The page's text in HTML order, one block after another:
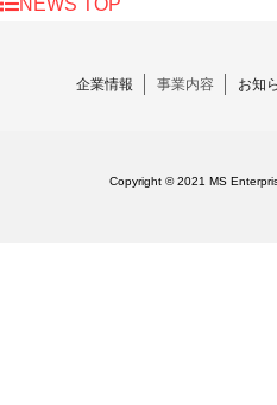
NEWS TOP
企業情報 事業内容 お知
Copyright © 2021 MS